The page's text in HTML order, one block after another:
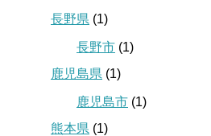
長野県 (1)
長野市 (1)
鹿児島県 (1)
鹿児島市 (1)
熊本県 (1)